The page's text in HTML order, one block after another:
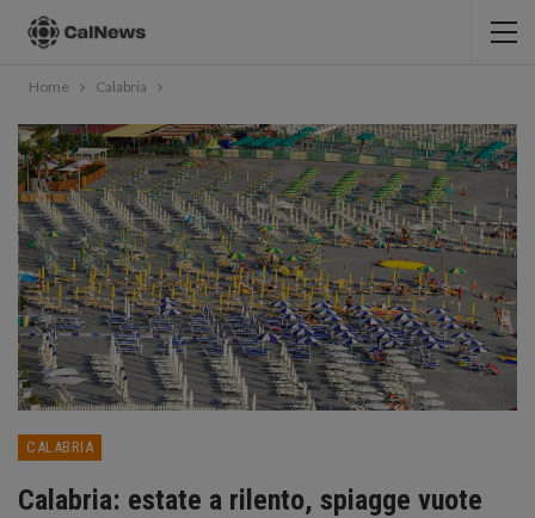
Home Calabria
CALABRIA
Calabria: estate a rilento, spiagge vuote